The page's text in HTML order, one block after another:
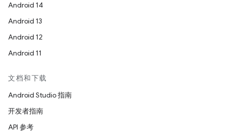
Android 14
Android 13
Android 12
Android 11
文档和下载
Android Studio 指南
开发者指南
API 参考